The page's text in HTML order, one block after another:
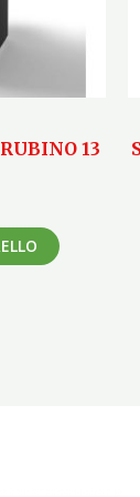
13